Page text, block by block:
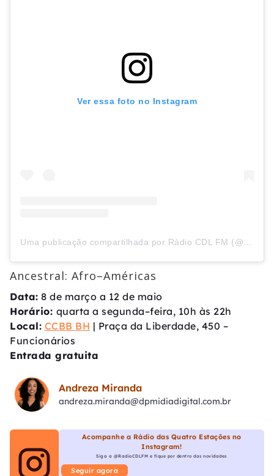
Ver essa foto no Instagram
Ancestral: Afro–Américas
Data: 8 de março a 12 de maio
Horário: quarta a segunda–feira, 10h às 22h
Local: CCBB BH | Praça da Liberdade, 450 –
Funcionários
Entrada gratuita
Andreza Miranda
andreza.miranda@dpmidiadigital.com.br
Acompanhe a Rádio das Quatro Estações no
Instagram!
Siga a @RadioCDLFM e fique por dentro das novidades
Seguir agora